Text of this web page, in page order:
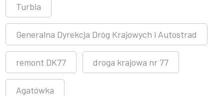
Turbia
Generalna Dyrekcja Dróg Krajowych i Autostrad
remont DK77 droga krajowa nr 77
Agatówka